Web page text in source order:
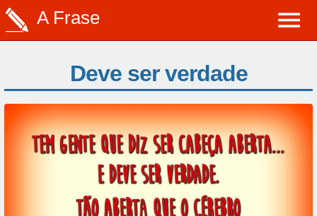
A Frase
Deve ser verdade